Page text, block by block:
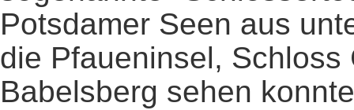
Potsdamer Seen aus
die Pfaueninsel,
Babelsberg sehen